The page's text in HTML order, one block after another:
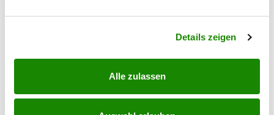
Details zeigen
Alle zulassen